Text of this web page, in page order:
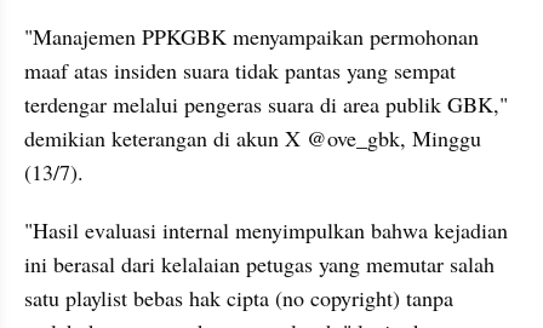
"Manajemen PPKGBK menyampaikan permohonan
maaf atas insiden suara tidak pantas yang sempat
terdengar melalui pengeras suara di area publik GBK,"
demikian keterangan di akun X @ove_gbk, Minggu
(13/7).
"Hasil evaluasi internal menyimpulkan bahwa kejadian
ini berasal dari kelalaian petugas yang memutar salah
satu playlist bebas hak cipta (no copyright) tanpa